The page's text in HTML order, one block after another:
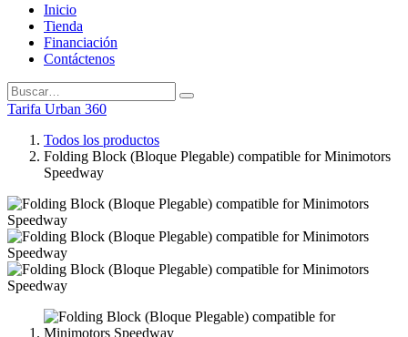
Inicio
Tienda
Financiación
Contáctenos
Tarifa Urban 360
Todos los productos
Folding Block (Bloque Plegable) compatible for Minimotors
Speedway